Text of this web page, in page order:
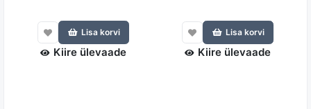
Lisa korvi
Kiire ülevaade
Lisa korvi
Kiire ülevaade